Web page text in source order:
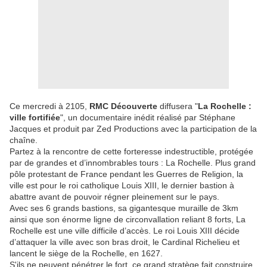
Ce mercredi à 2105, RMC Découverte diffusera "La Rochelle :
ville fortifiée", un documentaire inédit réalisé par Stéphane
Jacques et produit par Zed Productions avec la participation de la
chaîne.
Partez à la rencontre de cette forteresse indestructible, protégée
par de grandes et d’innombrables tours : La Rochelle. Plus grand
pôle protestant de France pendant les Guerres de Religion, la
ville est pour le roi catholique Louis XIII, le dernier bastion à
abattre avant de pouvoir régner pleinement sur le pays.
Avec ses 6 grands bastions, sa gigantesque muraille de 3km
ainsi que son énorme ligne de circonvallation reliant 8 forts, La
Rochelle est une ville difficile d’accès. Le roi Louis XIII décide
d’attaquer la ville avec son bras droit, le Cardinal Richelieu et
lancent le siège de la Rochelle, en 1627.
S'ils ne peuvent pénétrer le fort, ce grand stratège fait construire